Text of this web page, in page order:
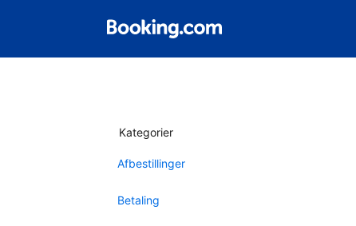
Kategorier
Afbestillinger
Betaling